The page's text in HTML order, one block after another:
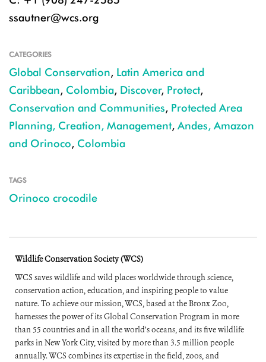
ssautner@wcs.org
CATEGORIES
Global Conservation, Latin America and
Caribbean, Colombia, Discover, Protect,
Conservation and Communities, Protected Area
Planning, Creation, Management, Andes, Amazon
and Orinoco, Colombia
TAGS
Orinoco crocodile
Wildlife Conservation Society (WCS)
WCS saves wildlife and wild places worldwide through science,
conservation action, education, and inspiring people to value
nature. To achieve our mission, WCS, based at the Bronx Zoo,
harnesses the power of its Global Conservation Program in more
than 55 countries and in all the world’s oceans, and its five wildlife
parks in New York City, visited by more than 3.5 million people
annually. WCS combines its expertise in the field, zoos, and